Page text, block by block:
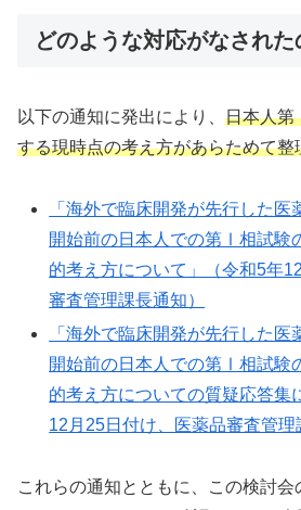
どのような対応がなされた
以下の通知に発出により、 日本人
する現時点の考え方があらためて整
「海外で臨床開発が先行した医
開始前の日本人での第Ⅰ相試験
的考え方について」（令和5年
審査管理課長通知）
「海外で臨床開発が先行した医
開始前の日本人での第Ⅰ相試験
的考え方についての質疑応答集
12月25日付け、医薬品審査管理
これらの通知とともに、この検討